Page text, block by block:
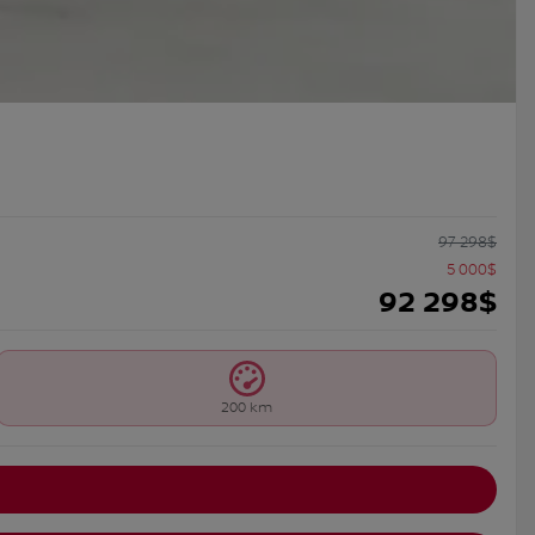
97 298$
5 000$
92 298$
200 km